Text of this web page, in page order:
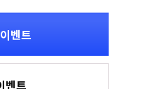
벤트
벤트